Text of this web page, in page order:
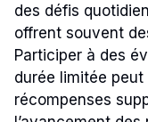
des défis
offrent souvent
Participer à des
durée limitée
récompenses